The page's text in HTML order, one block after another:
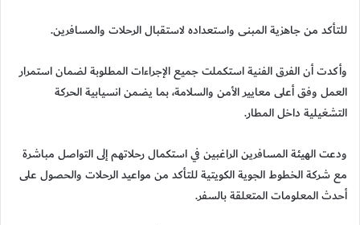
للتأكد من جاهزية المبنى واستعداده لاستقبال الرحلات والمسافرين.
وأكدت أن الفرق الفنية استكملت جميع الإجراءات المطلوبة لضمان استمرار
العمل وفق أعلى معايير الأمن والسلامة، بما يضمن انسيابية الحركة
التشغيلية داخل المطار.
ودعت الهيئة المسافرين الراغبين في استكمال رحلاتهم إلى التواصل مباشرة
مع شركة الخطوط الجوية الكويتية للتأكد من مواعيد الرحلات والحصول على
أحدث المعلومات المتعلقة بالسفر.